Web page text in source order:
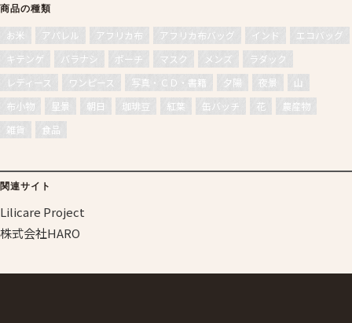
商品の種類
お米 アパレル アフリカ布 アフリカ布バッグ インド
エコバッグ
キテンゲ
バラナシ ポーチ マスク メンズ
ラダック
レディース
ワンピース 写真・ＣＤ・書籍 夕陽 夜景
山
布小物
星景 朝日 珈琲豆 紅葉 缶バッチ 花
農産物
雑貨
食品
関連サイト
Lilicare Project
株式会社HARO